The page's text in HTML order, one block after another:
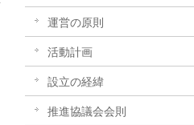
運営の原則
活動計画
設立の経緯
推進協議会会則